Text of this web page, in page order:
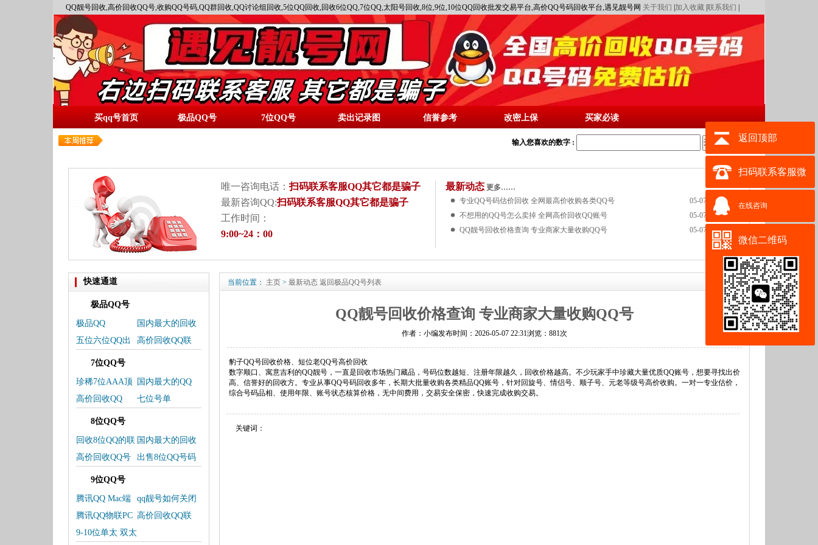
QQ靓号回收,高价回收QQ号,收购QQ号码,QQ群回收,QQ讨论组回收,5位QQ回收,回收6位QQ,7位QQ,太阳号回收,8位,9位,10位QQ回收批发交易平台,高价QQ号码回收平台,遇见靓号网 关于我们 加入收藏 联系我们
买qq号首页 极品QQ号 7位QQ号 卖出记录图 信誉参考 改密上保 买家必读
输入您喜欢的数字 : 开始搜索
唯一咨询电话：扫码联系客服QQ其它都是骗子
最新咨询QQ:扫码联系客服QQ其它都是骗子
工作时间：
9:00~24：00
最新动态 更多……
专业QQ号码估价回收 全网最高价收购各类QQ号
05-07
不想用的QQ号怎么卖掉 全网高价回收QQ账号
05-07
QQ靓号回收价格查询 专业商家大量收购QQ号
05-07
快速通道
极品QQ号
极品QQ
国内最大的回收
QQ-交易平台
五位六位QQ出
售号单
高价回收QQ联
系微信
7位QQ号
珍稀7位AAA顶
级QQ靓号上线
国内最大的QQ
交易平台
高价回收QQ 七位号单
8位QQ号
回收8位QQ的联
系方式
国内最大的回收
QQ，卖QQ交易
平台
高价回收QQ号
码
出售8位QQ号码
欢迎选购
9位QQ号
腾讯QQ Mac端
更新
qq靓号如何关闭
靓号
腾讯QQ物联PC
端服务将下架
高价回收QQ联
9-10位单太 双太
当前位置： 主页 > 最新动态 返回极品QQ号列表
QQ靓号回收价格查询 专业商家大量收购QQ号
作者：小编发布时间：2026-05-07 22:31浏览： 881次
豹子QQ号回收价格、短位老QQ号高价回收
数字顺口、寓意吉利的QQ靓号，一直是回收市场热门藏品，号码位数越短、注册年限越久，回收价格越高。不少玩家手中珍藏大量优质QQ账号，想要寻找出价
高、信誉好的回收方。专业从事QQ号码回收多年，长期大批量收购各类精品QQ账号，针对回旋号、情侣号、顺子号、元老等级号高价收购。一对一专业估价，
综合号码品相、使用年限、账号状态核算价格，无中间费用，交易安全保密，快速完成收购交易。
关键词：
返回顶部
扫码联系客服微
信其它都是骗子
在线咨询
微信二维码